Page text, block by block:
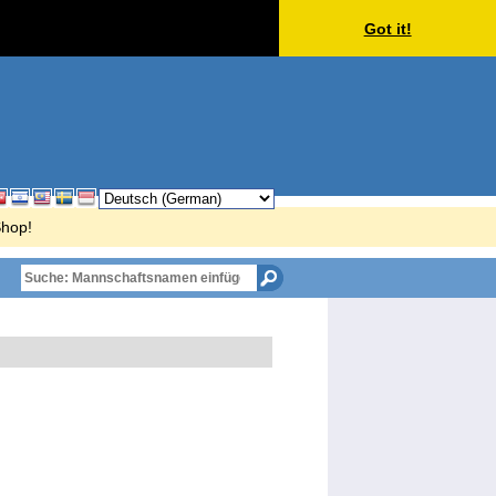
Got it!